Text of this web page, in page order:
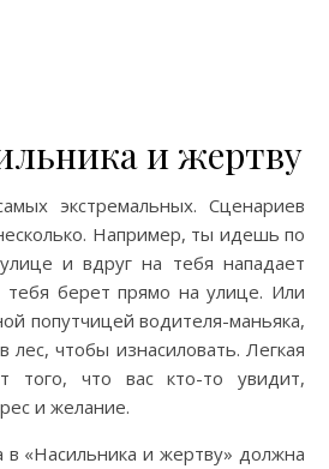
и жертву
экстремальных. Сценариев
Например, ты идешь по
и вдруг на тебя нападает
тебя берет прямо на улице. Или
попутчицей водителя-маньяка,
лес, чтобы изнасиловать. Легкая
того, что вас кто-то увидит,
и желание.
в «Насильника и жертву» должна